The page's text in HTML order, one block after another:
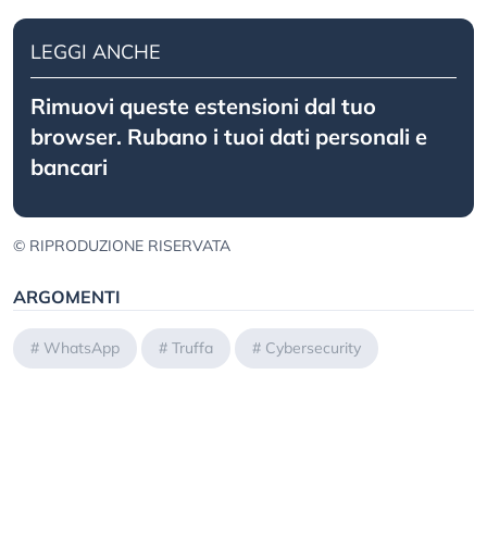
LEGGI ANCHE
Rimuovi queste estensioni dal tuo
browser. Rubano i tuoi dati personali e
bancari
© RIPRODUZIONE RISERVATA
ARGOMENTI
# WhatsApp # Truffa # Cybersecurity